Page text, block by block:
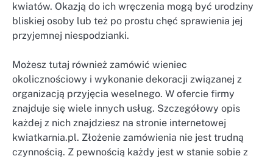
kwiatów. Okazją do ich wręczenia mogą być urodziny
bliskiej osoby lub też po prostu chęć sprawienia jej
przyjemnej niespodzianki.
Możesz tutaj również zamówić wieniec
okolicznościowy i wykonanie dekoracji związanej z
organizacją przyjęcia weselnego. W ofercie firmy
znajduje się wiele innych usług. Szczegółowy opis
każdej z nich znajdziesz na stronie internetowej
kwiatkarnia.pl. Złożenie zamówienia nie jest trudną
czynnością. Z pewnością każdy jest w stanie sobie z